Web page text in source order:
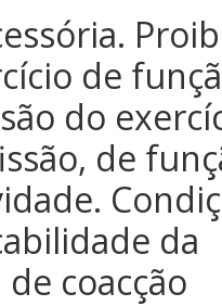
de
do
de
da
coacção